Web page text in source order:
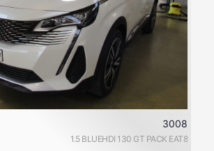
3008
1.5 BLUEHDI 130 GT PACK EAT8